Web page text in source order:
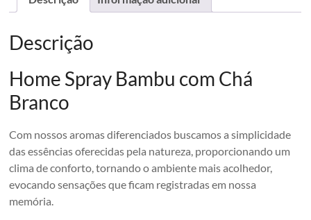
Descrição
Home Spray Bambu com Chá
Branco
Com nossos aromas diferenciados buscamos a simplicidade
das essências oferecidas pela natureza, proporcionando um
clima de conforto, tornando o ambiente mais acolhedor,
evocando sensações que ficam registradas em nossa
memória.